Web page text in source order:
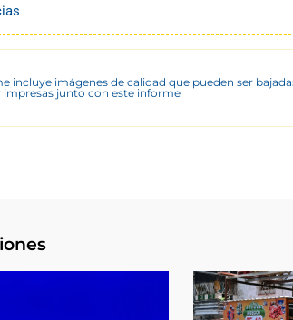
incluye imágenes de calidad que pueden ser
impresas junto con este informe